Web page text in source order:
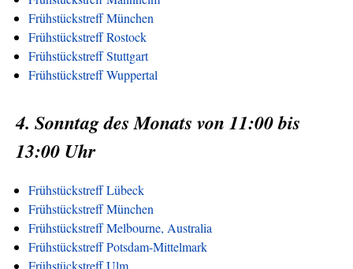
Frühstückstreff München
Frühstückstreff Rostock
Frühstückstreff Stuttgart
Frühstückstreff Wuppertal
4. Sonntag des Monats von 11:00 bis
13:00 Uhr
Frühstückstreff Lübeck
Frühstückstreff München
Frühstückstreff Melbourne, Australia
Frühstückstreff Potsdam-Mittelmark
Frühstückstreff Ulm